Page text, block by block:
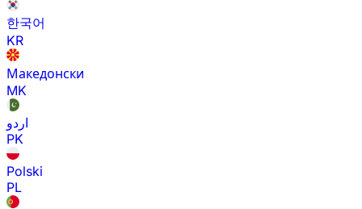
한국어
KR
Македонски
MK
اردو
PK
Polski
PL